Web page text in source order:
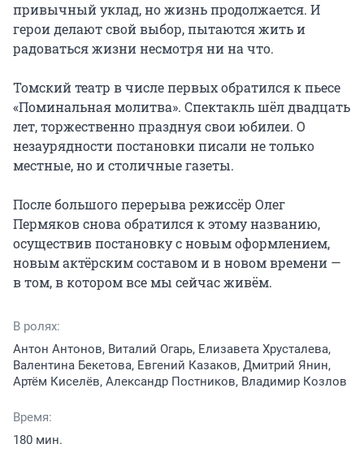
привычный уклад, но жизнь продолжается. И
герои делают свой выбор, пытаются жить и
радоваться жизни несмотря ни на что.
Томский театр в числе первых обратился к пьесе
«Поминальная молитва». Спектакль шёл двадцать
лет, торжественно празднуя свои юбилеи. О
незаурядности постановки писали не только
местные, но и столичные газеты.
После большого перерыва режиссёр Олег
Пермяков снова обратился к этому названию,
осуществив постановку с новым оформлением,
новым актёрским составом и в новом времени —
в том, в котором все мы сейчас живём.
В ролях:
Антон Антонов, Виталий Огарь, Елизавета Хрусталева,
Валентина Бекетова, Евгений Казаков, Дмитрий Янин,
Артём Киселёв, Александр Постников, Владимир Козлов
Время:
180 мин.